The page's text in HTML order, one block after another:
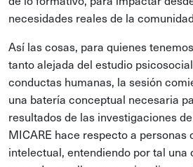
necesidades reales de la
Así las cosas, para quienes
tanto alejada del estudio
conductas humanas, la sesión
una batería conceptual necesaria
resultados de las investigaciones
MICARE hace respecto a personas
intelectual, entendiendo por tal una